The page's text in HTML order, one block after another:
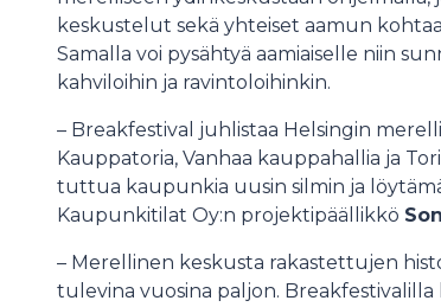
keskustelut sekä yhteiset aamun
Samalla voi pysähtyä aamiaiselle niin
kahviloihin ja ravintoloihinkin.
– Breakfestival juhlistaa Helsingin
Kauppatoria, Vanhaa kauppahallia ja
tuttua kaupunkia uusin silmin ja
Kaupunkitilat Oy:n projektipäällikkö
– Merellinen keskusta rakastettujen
tulevina vuosina paljon.